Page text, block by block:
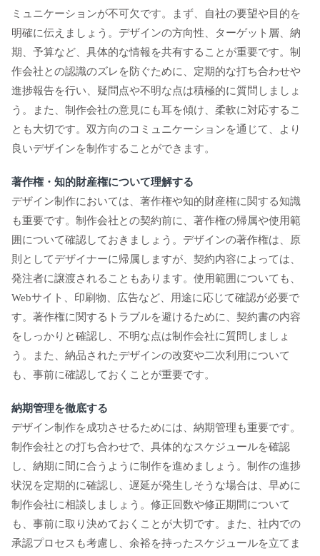
ミュニケーションが不可欠です。まず、自社の要望や目的を
明確に伝えましょう。デザインの方向性、ターゲット層、納
期、予算など、具体的な情報を共有することが重要です。制
作会社との認識のズレを防ぐために、定期的な打ち合わせや
進捗報告を行い、疑問点や不明な点は積極的に質問しましょ
う。また、制作会社の意見にも耳を傾け、柔軟に対応するこ
とも大切です。双方向のコミュニケーションを通じて、より
良いデザインを制作することができます。
著作権・知的財産権について理解する
デザイン制作においては、著作権や知的財産権に関する知識
も重要です。制作会社との契約前に、著作権の帰属や使用範
囲について確認しておきましょう。デザインの著作権は、原
則としてデザイナーに帰属しますが、契約内容によっては、
発注者に譲渡されることもあります。使用範囲についても、
Webサイト、印刷物、広告など、用途に応じて確認が必要で
す。著作権に関するトラブルを避けるために、契約書の内容
をしっかりと確認し、不明な点は制作会社に質問しましょ
う。また、納品されたデザインの改変や二次利用について
も、事前に確認しておくことが重要です。
納期管理を徹底する
デザイン制作を成功させるためには、納期管理も重要です。
制作会社との打ち合わせで、具体的なスケジュールを確認
し、納期に間に合うように制作を進めましょう。制作の進捗
状況を定期的に確認し、遅延が発生しそうな場合は、早めに
制作会社に相談しましょう。修正回数や修正期間について
も、事前に取り決めておくことが大切です。また、社内での
承認プロセスも考慮し、余裕を持ったスケジュールを立てま